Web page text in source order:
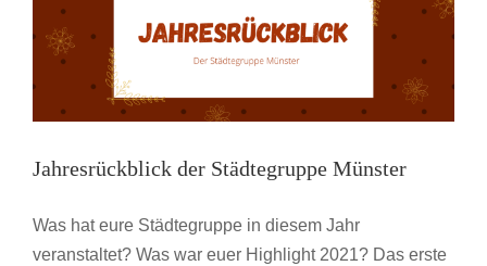
Jahresrückblick der Städtegruppe Münster
Was hat eure Städtegruppe in diesem Jahr
veranstaltet? Was war euer Highlight 2021? Das erste